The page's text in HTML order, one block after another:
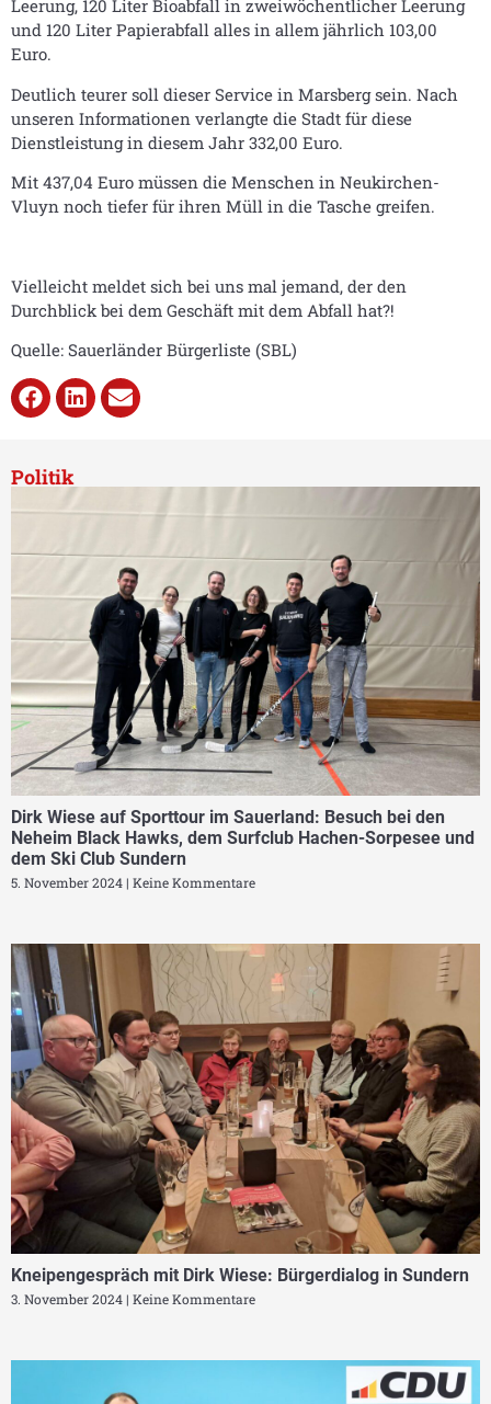
Leerung, 120 Liter Bioabfall in zweiwöchentlicher Leerung
und 120 Liter Papierabfall alles in allem jährlich 103,00
Euro.
Deutlich teurer soll dieser Service in Marsberg sein. Nach
unseren Informationen verlangte die Stadt für diese
Dienstleistung in diesem Jahr 332,00 Euro.
Mit 437,04 Euro müssen die Menschen in Neukirchen-
Vluyn noch tiefer für ihren Müll in die Tasche greifen.
Vielleicht meldet sich bei uns mal jemand, der den
Durchblick bei dem Geschäft mit dem Abfall hat?!
Quelle: Sauerländer Bürgerliste (SBL)
Politik
Dirk Wiese auf Sporttour im Sauerland: Besuch bei den
Neheim Black Hawks, dem Surfclub Hachen-Sorpesee und
dem Ski Club Sundern
5. November 2024 Keine Kommentare
Kneipengespräch mit Dirk Wiese: Bürgerdialog in Sundern
3. November 2024 Keine Kommentare